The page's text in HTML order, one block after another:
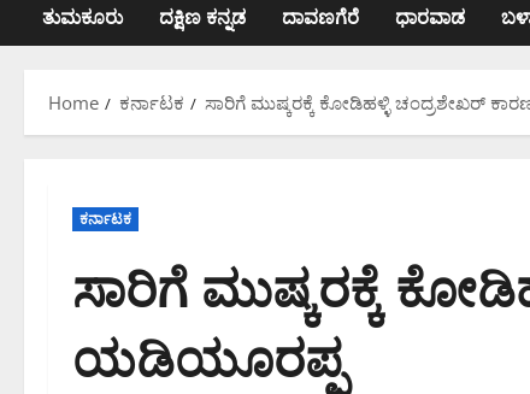
ತುಮಕೂರು ದಕ್ಷಿಣ ಕನ್ನಡ ದಾವಣಗೆರೆ ಧಾರವಾಡ
Home ಕರ್ನಾಟಕ ಸಾರಿಗೆ ಮುಷ್ಕರಕ್ಕೆ ಕೋಡಿಹಳ್ಳಿ ಚಂದ್ರಶೇಖರ್
ಕರ್ನಾಟಕ
ಸಾರಿಗೆ ಮುಷ್ಕರಕ್ಕೆ
ಯಡಿಯೂರಪ್ಪ